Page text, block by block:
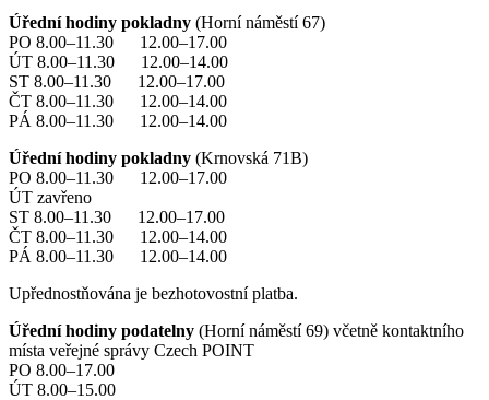
Úřední hodiny pokladny (Horní náměstí 67)
PO 8.00–11.30 12.00–17.00
ÚT 8.00–11.30 12.00–14.00
ST 8.00–11.30 12.00–17.00
ČT 8.00–11.30 12.00–14.00
PÁ 8.00–11.30 12.00–14.00
Úřední hodiny pokladny (Krnovská 71B)
PO 8.00–11.30 12.00–17.00
ÚT zavřeno
ST 8.00–11.30 12.00–17.00
ČT 8.00–11.30 12.00–14.00
PÁ 8.00–11.30 12.00–14.00
Upřednostňována je bezhotovostní platba.
Úřední hodiny podatelny (Horní náměstí 69) včetně kontaktního
místa veřejné správy Czech POINT
PO 8.00–17.00
ÚT 8.00–15.00